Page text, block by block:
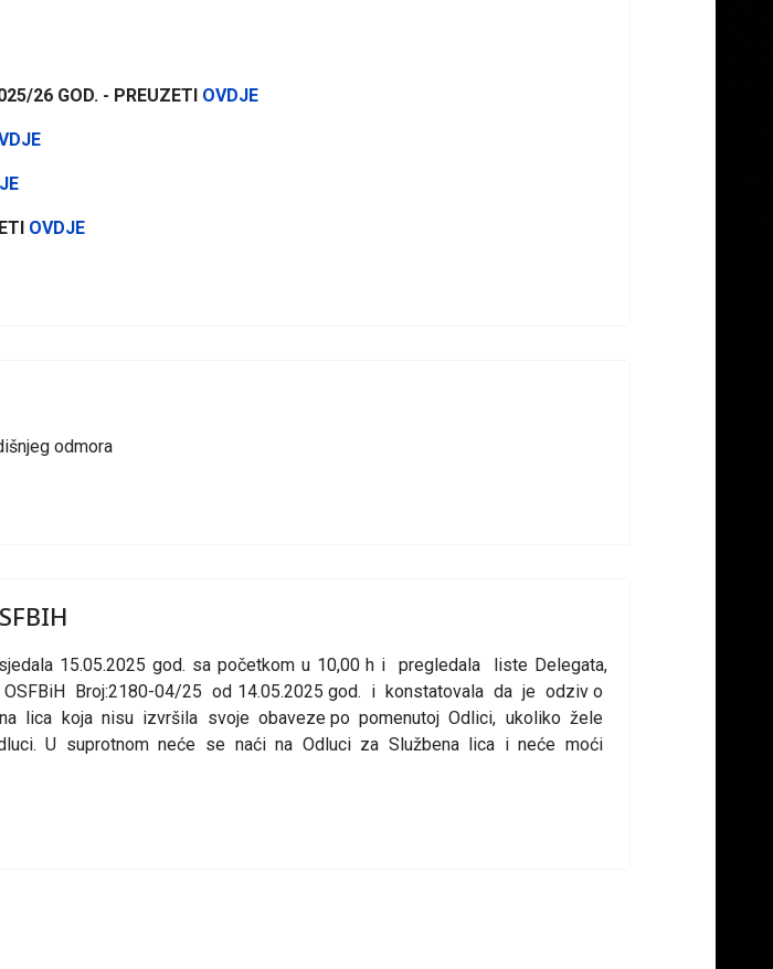
26 GOD. - PREUZETI OVDJE
OVDJE
odmora
15.05.2025 god. sa početkom u 10,00 h i pregledala liste Delegata,
Broj:2180-04/25 od 14.05.2025 god. i konstatovala da je odziv o
lica koja nisu izvršila svoje obaveze po pomenutoj Odlici, ukoliko žele
U suprotnom neće se naći na Odluci za Službena lica i neće moći